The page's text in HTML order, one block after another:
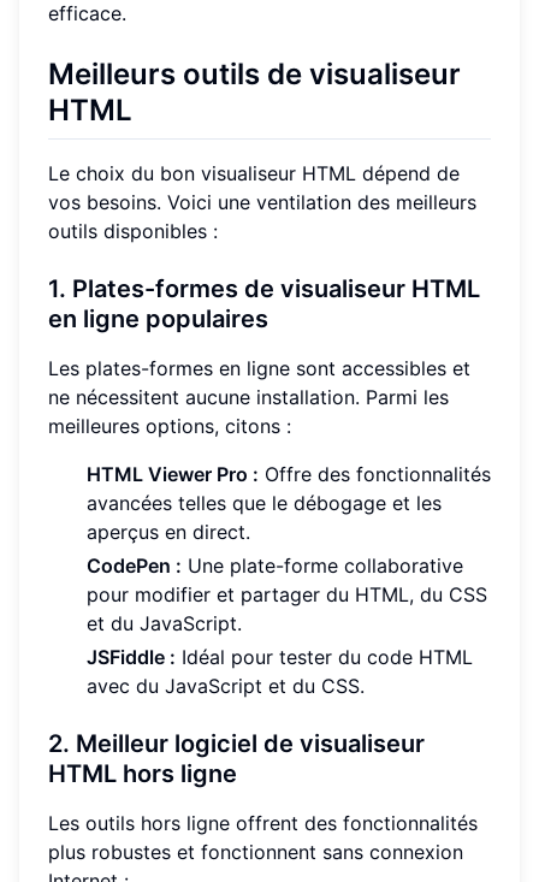
efficace.
Meilleurs outils de visualiseur
HTML
Le choix du bon visualiseur HTML dépend de
vos besoins. Voici une ventilation des meilleurs
outils disponibles :
1. Plates-formes de visualiseur HTML
en ligne populaires
Les plates-formes en ligne sont accessibles et
ne nécessitent aucune installation. Parmi les
meilleures options, citons :
HTML Viewer Pro : Offre des fonctionnalités
avancées telles que le débogage et les
aperçus en direct.
CodePen : Une plate-forme collaborative
pour modifier et partager du HTML, du CSS
et du JavaScript.
JSFiddle : Idéal pour tester du code HTML
avec du JavaScript et du CSS.
2. Meilleur logiciel de visualiseur
HTML hors ligne
Les outils hors ligne offrent des fonctionnalités
plus robustes et fonctionnent sans connexion